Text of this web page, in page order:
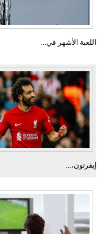
اللعبة الأشهر في...
إيفرتون،...